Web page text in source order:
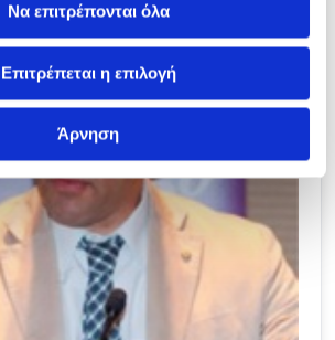
Να επιτρέπονται όλα
Επιτρέπεται η επιλογή
Άρνηση